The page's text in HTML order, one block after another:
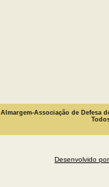
Almargem-Associação de Defesa
Desenvolvido